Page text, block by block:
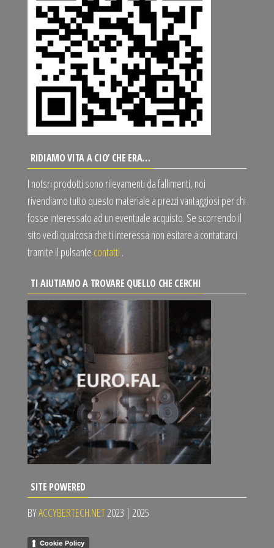
RIDIAMO VITA A CIO’ CHE ERA…
I notsri prodotti sono rilevamenti da fallimenti, noi
rivendiamo tutto questo materiale a prezzi vantaggiosi per chi
fosse interessato ad un eventuale acquisto. Se scorrendo il
sito vedi qualcosa che ti interessa non esitare a contattarci
tramite il pulsante contatti .
TI AIUTIAMO A TROVARE QUELLO CHE CERCHI
SITE POWERED
BYACCYBERTECH.NET2023 | 2025
Cookie Policy